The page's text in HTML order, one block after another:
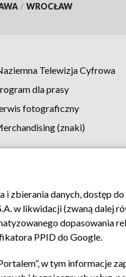
/ WROCŁAW
Telewizja Cyfrowa
dla prasy
fotograficzny
(znaki)
reklamy Kontakt
zbierania danych, dostęp
w likwidacji (zwaną dalej
dopasowania
PPID do Google.
w tym informacje